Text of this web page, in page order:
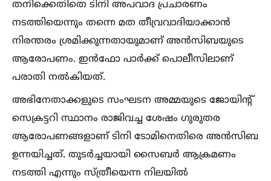
തനിക്കെതിതെ ടിനി അപവാദ പ്രചാരണം
നടത്തിയെന്നും തന്നെ മത തീവ്രവാദിയാക്കാന്‍
നിരന്തരം ശ്രമിക്കുന്നതായുമാണ് അന്‍സിബയുടെ
ആരോപണം. ഇന്‍ഫോ പാര്‍ക്ക് പൊലീസിലാണ്
പരാതി നല്‍കിയത്.
അഭിനേതാക്കളുടെ സംഘടന അമ്മയുടെ ജോയിന്റ്
സെക്രട്ടറി സ്ഥാനം രാജിവച്ച ശേഷം ഗുരുതര
ആരോപണങ്ങളാണ് ടിനി ടോമിനെതിരെ അന്‍സിബ
ഉന്നയിച്ചത്. തുടര്‍ച്ചയായി സൈബര്‍ ആക്രമണം
നടത്തി എന്നും സ്ത്രീയെന്ന നിലയില്‍